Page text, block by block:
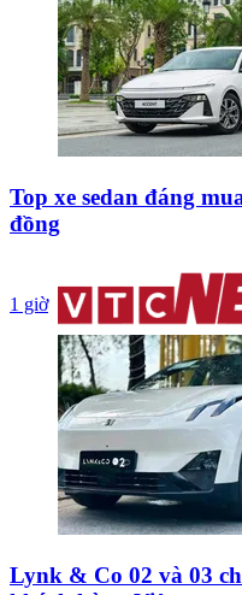
Top xe sedan đáng
đồng
1 giờ
Lynk & Co 02 và 03